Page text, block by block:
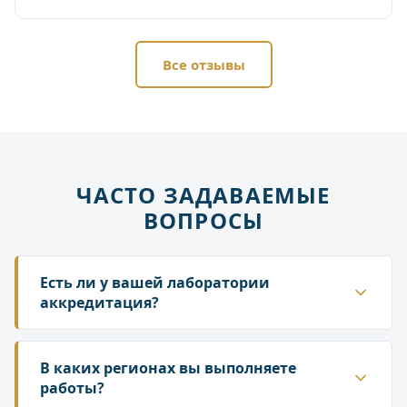
Все отзывы
ЧАСТО ЗАДАВАЕМЫЕ
ВОПРОСЫ
Есть ли у вашей лаборатории
аккредитация?
Да. ГК «Лаборатория» аккредитована в
национальной системе Росаккредитации. Наши
протоколы и заключения принимаются
В каких регионах вы выполняете
работы?